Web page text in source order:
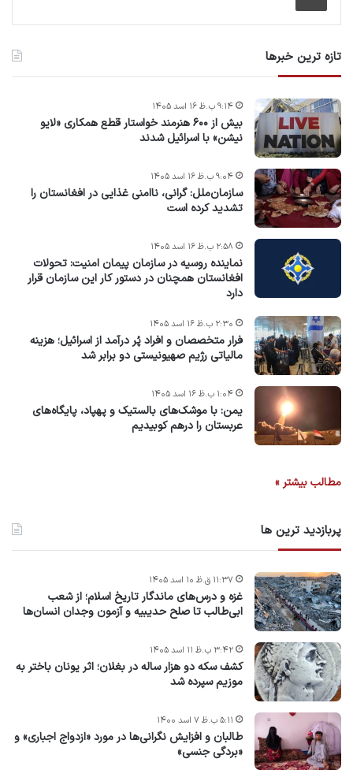
تازه ترین خبرها
بیش از ۶۰۰ هنرمند خواستار قطع همکاری «لایو
نیشن» با اسرائیل شدند
۹:۱۴ ب.ظ ۱۶ اسد ۱۴۰۵
سازمان‌ملل: گرانی، ناامنی غذایی در افغانستان را
تشدید کرده است
۹:۰۴ ب.ظ ۱۶ اسد ۱۴۰۵
نماینده روسیه در سازمان پیمان امنیت: تحولات
افغانستان همچنان در دستور کار این سازمان قرار
دارد
۲:۵۸ ب.ظ ۱۶ اسد ۱۴۰۵
فرار متخصصان و افراد پُر درآمد از اسرائیل؛ هزینه
مالیاتی رژیم صهیونیستی دو برابر شد
۲:۳۰ ب.ظ ۱۶ اسد ۱۴۰۵
یمن: با موشک‌های بالستیک و پهپاد، پایگاه‌های
عربستان را درهم کوبیدیم
۱:۰۴ ب.ظ ۱۶ اسد ۱۴۰۵
مطالب بیشتر »
پربازدید ترین ها
غزه و درس‌های ماندگار تاریخ اسلام؛ از شعب
ابی‌طالب تا صلح حدیبیه و آزمون وجدان انسان‌ها
۱۱:۳۷ ق.ظ ۱۰ اسد ۱۴۰۵
کشف سکه دو هزار ساله در بغلان؛ اثر یونان باختر به
موزیم سپرده شد
۳:۴۲ ب.ظ ۱۱ اسد ۱۴۰۵
طالبان و افزایش نگرانی‌ها در مورد «ازدواج اجباری» و
«بردگی جنسی»
۵:۱۱ ب.ظ ۷ اسد ۱۴۰۰